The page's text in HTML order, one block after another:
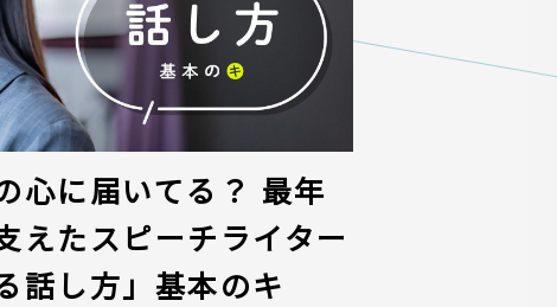
心に届いてる？ 最年
えたスピーチライター
話し方」基本のキ